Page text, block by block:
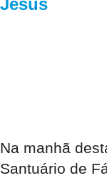
Jesus
Na manhã
Santuário de